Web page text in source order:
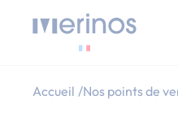
Allez au contenu
Accueil Nos points de